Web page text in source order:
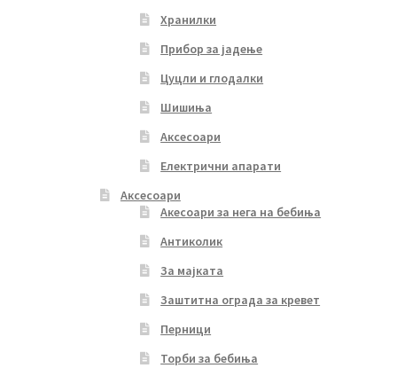
Хранилки
Прибор за јадење
Цуцли и глодалки
Шишиња
Аксесоари
Електрични апарати
Аксесоари
Акесоари за нега на бебиња
Антиколик
За мајката
Заштитна ограда за кревет
Перници
Торби за бебиња